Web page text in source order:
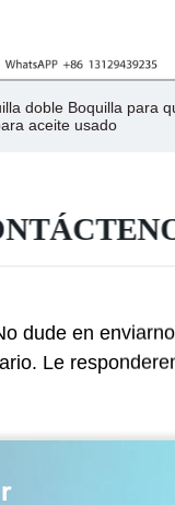
doble Boquilla para
aceite usado
dude en
Le